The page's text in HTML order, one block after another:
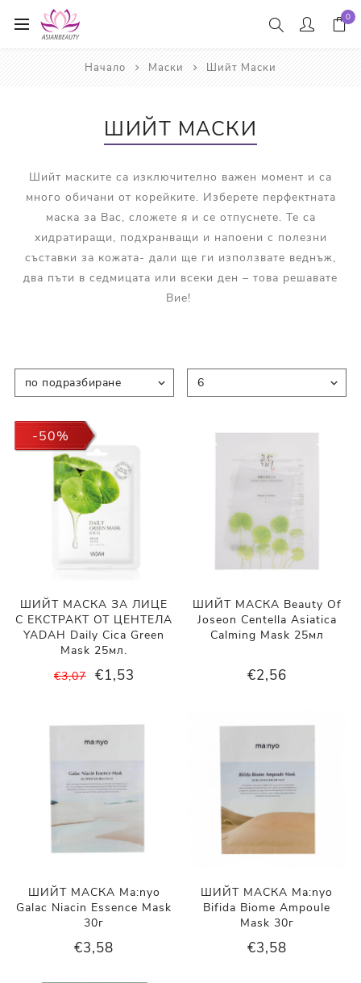
0
Начало Маски Шийт Маски
ШИЙТ МАСКИ
Шийт маските са изключително важен момент и са
много обичани от корейките. Изберете перфектната
маска за Вас, сложете я и се отпуснете. Те са
хидратиращи, подхранващи и напоени с полезни
съставки за кожата- дали ще ги използвате веднъж,
два пъти в седмицата или всеки ден – това решавате
Вие!
-50%
ШИЙТ МАСКА ЗА ЛИЦЕ
С ЕКСТРАКТ ОТ ЦЕНТЕЛА
YADAH Daily Cica Green
Mask 25мл.
€3,07 €1,53
ШИЙТ МАСКА Beauty Of
Joseon Centella Asiatica
Calming Mask 25мл
€2,56
ШИЙТ МАСКА Ma:nyo
Galac Niacin Essence Mask
30г
€3,58
ШИЙТ МАСКА Ma:nyo
Bifida Biome Ampoule
Mask 30г
€3,58